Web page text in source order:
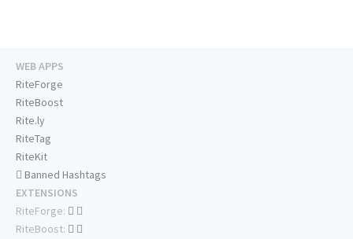
WEB APPS
RiteForge
RiteBoost
Rite.ly
RiteTag
RiteKit
Banned Hashtags
EXTENSIONS
RiteForge:
RiteBoost: